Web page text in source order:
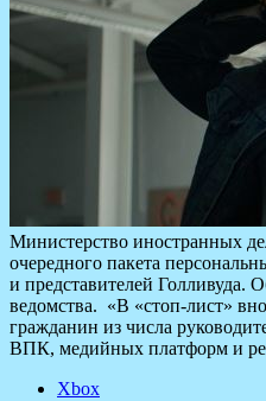
Министерство иностранных
очередного пакета
и представителей Голливуда.
ведомства. «В «стоп-лист»
гражданин из числа
ВПК, медийных платформ и
Xbox